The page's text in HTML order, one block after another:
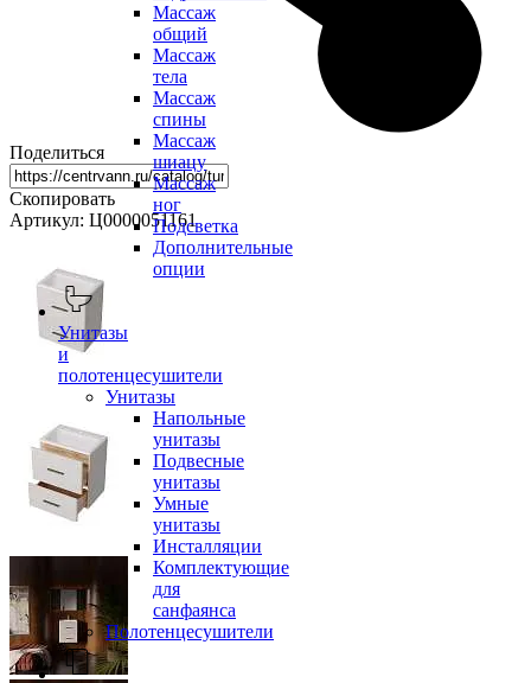
Массаж
общий
Массаж
тела
Массаж
спины
Массаж
шиацу
Массаж
ног
Подсветка
Дополнительные
опции
Унитазы
и
полотенцесушители
Унитазы
Напольные
унитазы
Подвесные
унитазы
Умные
унитазы
Инсталляции
Комплектующие
для
санфаянса
Полотенцесушители
Поделиться
Скопировать
Артикул: Ц0000051161